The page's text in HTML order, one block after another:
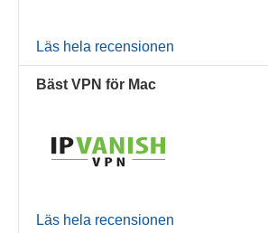
Läs hela recensionen
Bäst VPN för Mac
Läs hela recensionen